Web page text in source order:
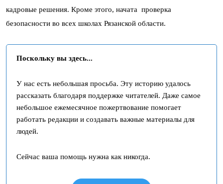
кадровые решения. Кроме этого, начата проверка
безопасности во всех школах Рязанской области.
Поскольку вы здесь...
У нас есть небольшая просьба. Эту историю удалось
рассказать благодаря поддержке читателей. Даже самое
небольшое ежемесячное пожертвование помогает
работать редакции и создавать важные материалы для
людей.
Сейчас ваша помощь нужна как никогда.